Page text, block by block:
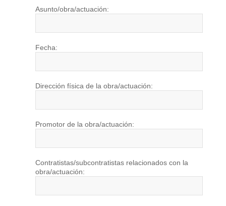
Asunto/obra/actuación:
Fecha:
Dirección física de la obra/actuación:
Promotor de la obra/actuación:
Contratistas/subcontratistas relacionados con la
obra/actuación: